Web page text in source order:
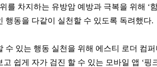
를 차지하는 유방암 예방과 극복을 위해 ‘
행동을 다같이 실천할 수 있도록 독려했다.
수 있는 행동 실천을 위해 에스티 로더 컴
쉽게 자가 검진 할 수 있는 모바일 앱 ‘핑